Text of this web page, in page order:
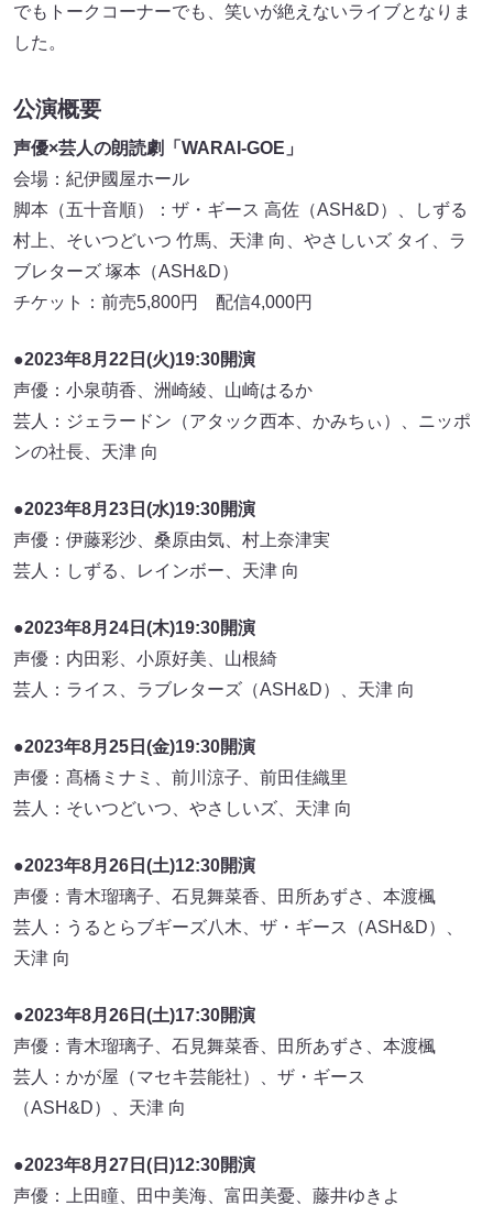
でもトークコーナーでも、笑いが絶えないライブとなりま
した。
公演概要
声優×芸人の朗読劇「WARAI-GOE」
会場：紀伊國屋ホール
脚本（五十音順）：ザ・ギース 高佐（ASH&D）、しずる
村上、そいつどいつ 竹馬、天津 向、やさしいズ タイ、ラ
ブレターズ 塚本（ASH&D）
チケット：前売5,800円 配信4,000円
●2023年8月22日(火)19:30開演
声優：小泉萌香、洲崎綾、山崎はるか
芸人：ジェラードン（アタック西本、かみちぃ）、ニッポ
ンの社長、天津 向
●2023年8月23日(水)19:30開演
声優：伊藤彩沙、桑原由気、村上奈津実
芸人：しずる、レインボー、天津 向
●2023年8月24日(木)19:30開演
声優：内田彩、小原好美、山根綺
芸人：ライス、ラブレターズ（ASH&D）、天津 向
●2023年8月25日(金)19:30開演
声優：髙橋ミナミ、前川涼子、前田佳織里
芸人：そいつどいつ、やさしいズ、天津 向
●2023年8月26日(土)12:30開演
声優：青木瑠璃子、石見舞菜香、田所あずさ、本渡楓
芸人：うるとらブギーズ八木、ザ・ギース（ASH&D）、
天津 向
●2023年8月26日(土)17:30開演
声優：青木瑠璃子、石見舞菜香、田所あずさ、本渡楓
芸人：かが屋（マセキ芸能社）、ザ・ギース
（ASH&D）、天津 向
●2023年8月27日(日)12:30開演
声優：上田瞳、田中美海、富田美憂、藤井ゆきよ